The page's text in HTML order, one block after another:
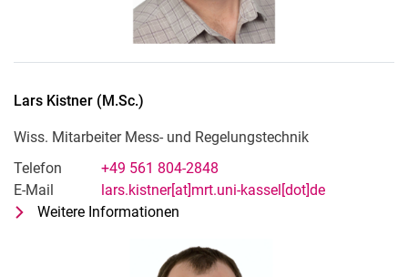
Lars Kistner (M.Sc.)
Wiss. Mitarbeiter Mess- und Regelungstechnik
Telefon
+49 561 804-2848
E-Mail
lars.kistner[at]mrt.uni-kassel[dot]de
Weitere Informationen